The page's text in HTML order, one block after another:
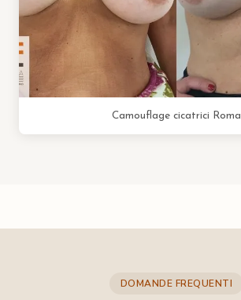
Camouflage cicatrici Roma
DOMANDE FREQUENTI